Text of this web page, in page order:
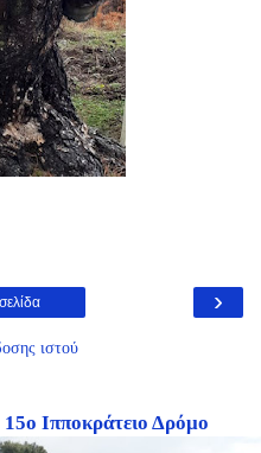
›
ιστού
15ο Ιπποκράτειο Δρόμο